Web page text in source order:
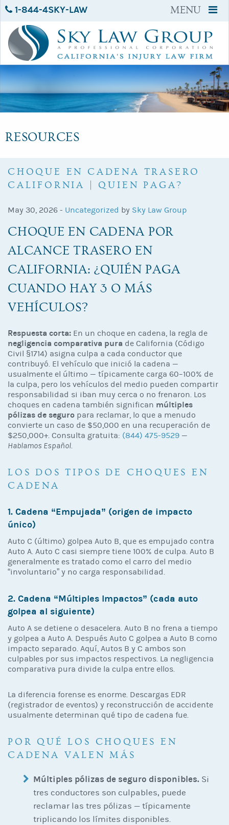
1-844-4SKY-LAW MENU
RESOURCES
CHOQUE EN CADENA TRASERO
CALIFORNIA | QUIEN PAGA?
May 30, 2026 - Uncategorized by Sky Law Group
CHOQUE EN CADENA POR
ALCANCE TRASERO EN
CALIFORNIA: ¿QUIÉN PAGA
CUANDO HAY 3 O MÁS
VEHÍCULOS?
Respuesta corta: En un choque en cadena, la regla de
negligencia comparativa pura de California (Código
Civil §1714) asigna culpa a cada conductor que
contribuyó. El vehículo que inició la cadena —
usualmente el último — típicamente carga 60–100% de
la culpa, pero los vehículos del medio pueden compartir
responsabilidad si iban muy cerca o no frenaron. Los
choques en cadena también significan múltiples
pólizas de seguro para reclamar, lo que a menudo
convierte un caso de $50,000 en una recuperación de
$250,000+. Consulta gratuita: (844) 475-9529 —
Hablamos Español.
LOS DOS TIPOS DE CHOQUES EN
CADENA
1. Cadena “Empujada” (origen de impacto
único)
Auto C (último) golpea Auto B, que es empujado contra
Auto A. Auto C casi siempre tiene 100% de culpa. Auto B
generalmente es tratado como el carro del medio
“involuntario” y no carga responsabilidad.
2. Cadena “Múltiples Impactos” (cada auto
golpea al siguiente)
Auto A se detiene o desacelera. Auto B no frena a tiempo
y golpea a Auto A. Después Auto C golpea a Auto B como
impacto separado. Aquí, Autos B y C ambos son
culpables por sus impactos respectivos. La negligencia
comparativa pura divide la culpa entre ellos.
La diferencia forense es enorme. Descargas EDR
(registrador de eventos) y reconstrucción de accidente
usualmente determinan qué tipo de cadena fue.
POR QUÉ LOS CHOQUES EN
CADENA VALEN MÁS
Múltiples pólizas de seguro disponibles. Si
tres conductores son culpables, puede
reclamar las tres pólizas — típicamente
triplicando los límites disponibles.